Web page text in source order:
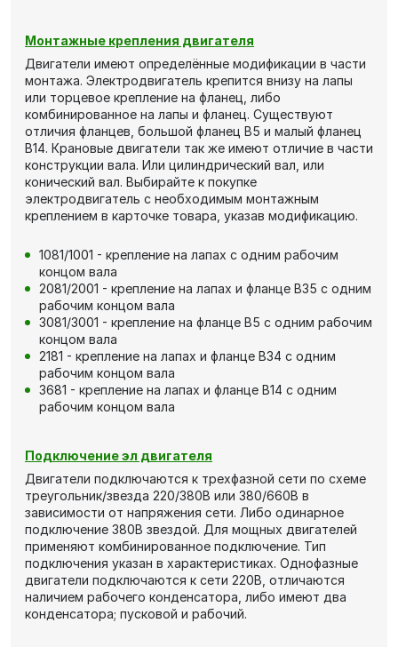
Монтажные крепления двигателя
Двигатели имеют определённые модификации в части
монтажа. Электродвигатель крепится внизу на лапы
или торцевое крепление на фланец, либо
комбинированное на лапы и фланец. Существуют
отличия фланцев, большой фланец В5 и малый фланец
В14. Крановые двигатели так же имеют отличие в части
конструкции вала. Или цилиндрический вал, или
конический вал. Выбирайте к покупке
электродвигатель с необходимым монтажным
креплением в карточке товара, указав модификацию.
1081/1001 - крепление на лапах с одним рабочим
концом вала
2081/2001 - крепление на лапах и фланце В35 с одним
рабочим концом вала
3081/3001 - крепление на фланце В5 с одним рабочим
концом вала
2181 - крепление на лапах и фланце В34 с одним
рабочим концом вала
3681 - крепление на лапах и фланце В14 с одним
рабочим концом вала
Подключение эл двигателя
Двигатели подключаются к трехфазной сети по схеме
треугольник/звезда 220/380В или 380/660В в
зависимости от напряжения сети. Либо одинарное
подключение 380В звездой. Для мощных двигателей
применяют комбинированное подключение. Тип
подключения указан в характеристиках. Однофазные
двигатели подключаются к сети 220В, отличаются
наличием рабочего конденсатора, либо имеют два
конденсатора; пусковой и рабочий.